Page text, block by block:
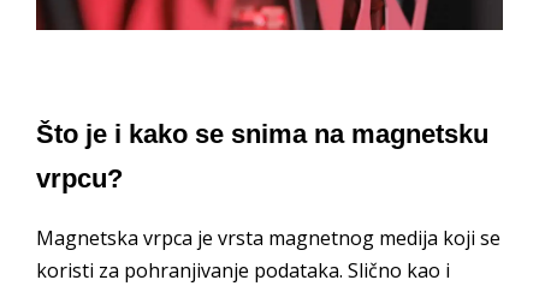
Što je i kako se snima na magnetsku
vrpcu?
Magnetska vrpca je vrsta magnetnog medija koji se
koristi za pohranjivanje podataka. Slično kao i